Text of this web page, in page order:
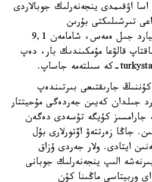
اسا اۋقىمدى ينجەنەرلىك جوبالاردى
تىرشىلىكتى بۇرىن
ەسەپتەلگەندەي تاعى 1 ميلليارد جىل ەمەس، شامامەن 9,1
قالۋعا مۇمكىندىك بار، دەپ
جارىقتىعى بىرتىندەپ
جىلدان كەيىن جەردەگى مۇحيتتار
جارامسىز كۇيگە تۇسەدى دەگەن
جاڭا زەرتتەۋ اۆتورلارى بۇل
ايتادى. ولار جەردى ۇزاق
الىپ ينجەنەرلىك جوبانى
وربيتاسى ماڭىنا كۇن